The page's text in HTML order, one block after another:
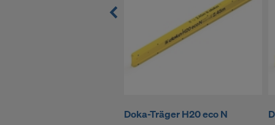
Doka-Träger H20 eco N
indem Sie
Sie auf
grundlos